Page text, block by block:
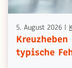
5. August 2026 |
typische